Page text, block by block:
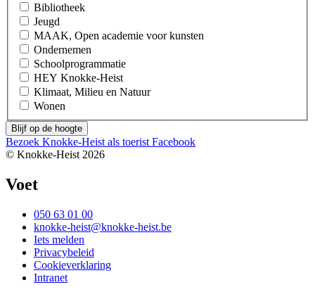
Bibliotheek
Jeugd
MAAK, Open academie voor kunsten
Ondernemen
Schoolprogrammatie
HEY Knokke-Heist
Klimaat, Milieu en Natuur
Wonen
Bezoek Knokke-Heist als toerist Facebook
© Knokke-Heist 2026
Voet
050 63 01 00
knokke-heist@knokke-heist.be
Iets melden
Privacybeleid
Cookieverklaring
Intranet